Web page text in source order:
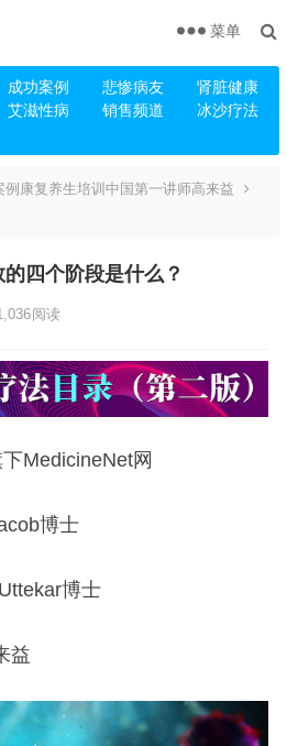
成功案例 悲惨病友
肾脏健康
艾滋性病 销售频道
冰沙疗法
菜单
康复养生培训中国第一讲师高来益
四个阶段是什么？
阅读
MedicineNet网
博士
博士
益